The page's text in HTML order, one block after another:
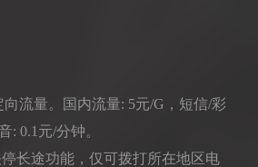
向流量。国内流量: 5元/G，短信/彩
: 0.1元/分钟。
长途功能，仅可拨打所在地区电